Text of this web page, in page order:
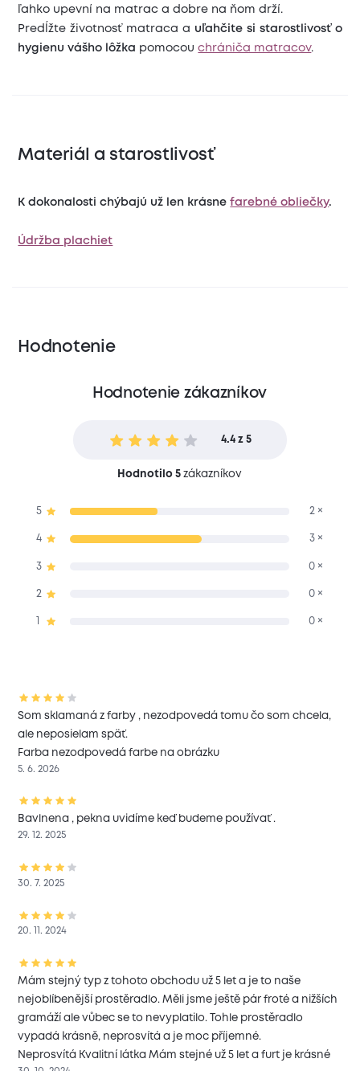
ľahko upevní na matrac a dobre na ňom drží.
Predĺžte životnosť matraca a uľahčite si starostlivosť o
hygienu vášho lôžka
pomocouchrániča matracov.
Materiál a starostlivosť
K dokonalosti chýbajú už len krásnefarebné obliečky.
Údržba plachiet
Hodnotenie
Hodnotenie zákazníkov
4.4 z 5
Hodnotilo 5 zákazníkov
5 2 ×
4 3 ×
3 0 ×
2 0 ×
0 ×
Som sklamaná z farby , nezodpovedá tomu čo som chcela,
ale neposielam späť.
Farba nezodpovedá farbe na obrázku
5. 6. 2026
Bavlnena , pekna uvidíme keď budeme používať .
29. 12. 2025
30. 7. 2025
20. 11. 2024
Mám stejný typ z tohoto obchodu už 5 let a je to naše
nejoblíbenější prostěradlo. Měli jsme ještě pár froté a nižších
gramáží ale vůbec se to nevyplatilo. Tohle prostěradlo
vypadá krásně, neprosvítá a je moc příjemné.
Neprosvítá Kvalitní látka Mám stejné už 5 let a furt je krásné